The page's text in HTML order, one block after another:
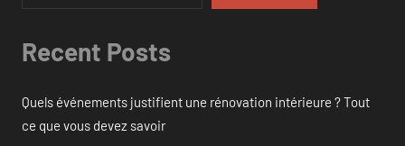
Recent Posts
Quels événements justifient une rénovation intérieure ? Tout
ce que vous devez savoir